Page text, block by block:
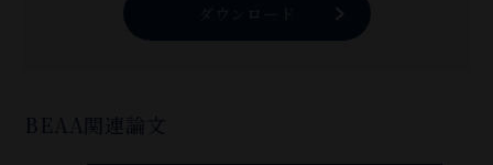
ダウンロード
BEAA関連論文